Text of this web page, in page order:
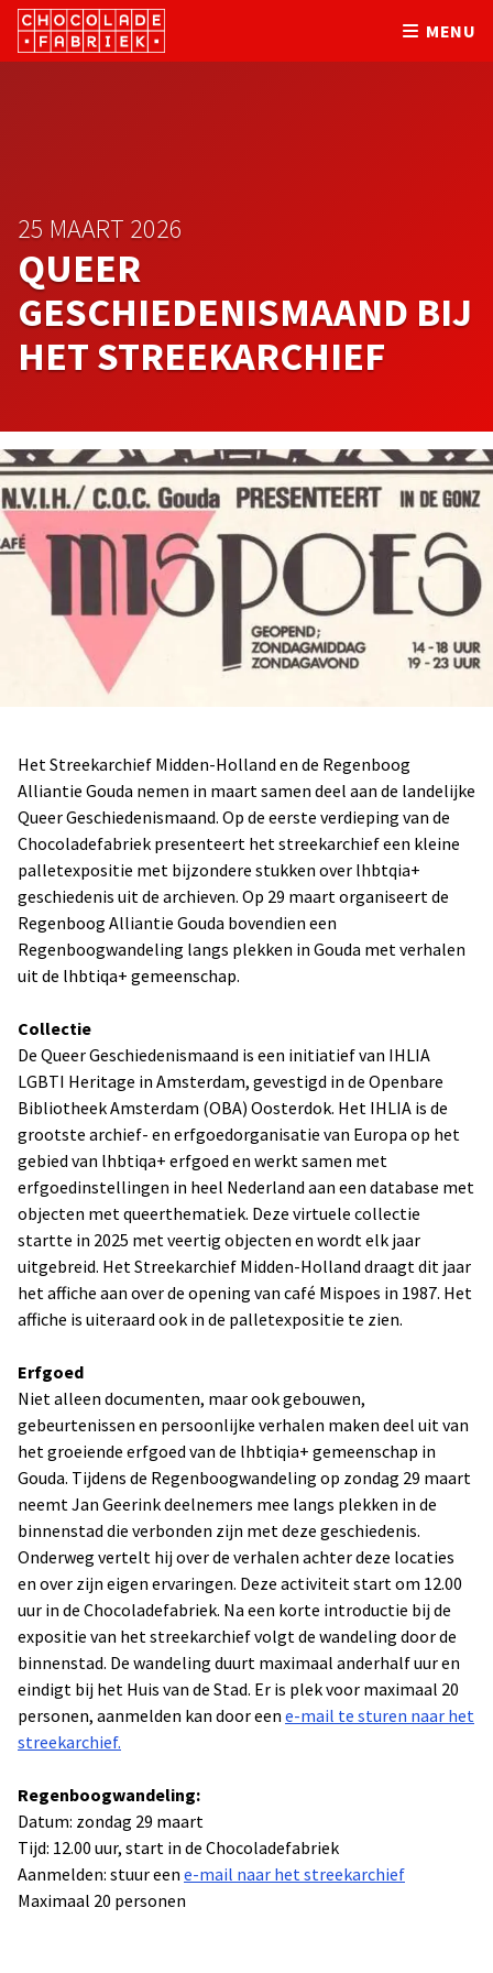
MENU
25 MAART 2026
QUEER
GESCHIEDENISMAAND BIJ
HET STREEKARCHIEF
Het Streekarchief Midden-Holland en de Regenboog
Alliantie Gouda nemen in maart samen deel aan de landelijke
Queer Geschiedenismaand. Op de eerste verdieping van de
Chocoladefabriek presenteert het streekarchief een kleine
palletexpositie met bijzondere stukken over lhbtqia+
geschiedenis uit de archieven. Op 29 maart organiseert de
Regenboog Alliantie Gouda bovendien een
Regenboogwandeling langs plekken in Gouda met verhalen
uit de lhbtiqa+ gemeenschap.
Collectie
De Queer Geschiedenismaand is een initiatief van IHLIA
LGBTI Heritage in Amsterdam, gevestigd in de Openbare
Bibliotheek Amsterdam (OBA) Oosterdok. Het IHLIA is de
grootste archief- en erfgoedorganisatie van Europa op het
gebied van lhbtiqa+ erfgoed en werkt samen met
erfgoedinstellingen in heel Nederland aan een database met
objecten met queerthematiek. Deze virtuele collectie
startte in 2025 met veertig objecten en wordt elk jaar
uitgebreid. Het Streekarchief Midden-Holland draagt dit jaar
het affiche aan over de opening van café Mispoes in 1987. Het
affiche is uiteraard ook in de palletexpositie te zien.
Erfgoed
Niet alleen documenten, maar ook gebouwen,
gebeurtenissen en persoonlijke verhalen maken deel uit van
het groeiende erfgoed van de lhbtiqia+ gemeenschap in
Gouda. Tijdens de Regenboogwandeling op zondag 29 maart
neemt Jan Geerink deelnemers mee langs plekken in de
binnenstad die verbonden zijn met deze geschiedenis.
Onderweg vertelt hij over de verhalen achter deze locaties
en over zijn eigen ervaringen. Deze activiteit start om 12.00
uur in de Chocoladefabriek. Na een korte introductie bij de
expositie van het streekarchief volgt de wandeling door de
binnenstad. De wandeling duurt maximaal anderhalf uur en
eindigt bij het Huis van de Stad. Er is plek voor maximaal 20
personen, aanmelden kan door een e-mail te sturen naar het
streekarchief.
Regenboogwandeling:
Datum: zondag 29 maart
Tijd: 12.00 uur, start in de Chocoladefabriek
Aanmelden: stuur een e-mail naar het streekarchief
Maximaal 20 personen